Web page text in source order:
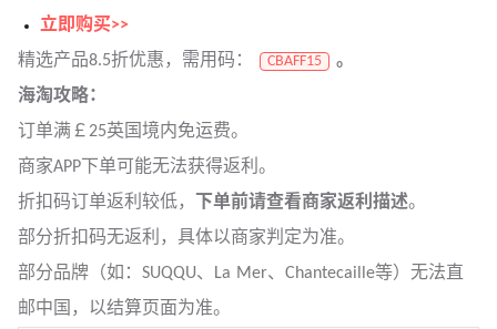
立即购买>>
精选产品8.5折优惠，需用码：
CBAFF15
。
海淘攻略：
订单满￡25英国境内免运费。
商家APP下单可能无法获得返利。
折扣码订单返利较低，
下单前请查看商家返利描述。
部分折扣码无返利，具体以商家判定为准。
部分品牌（如：SUQQU、La Mer、Chantecaille等）无法直
邮中国，以结算页面为准。